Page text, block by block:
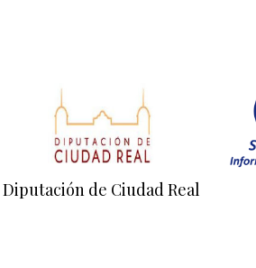
Diputación de Ciudad Real